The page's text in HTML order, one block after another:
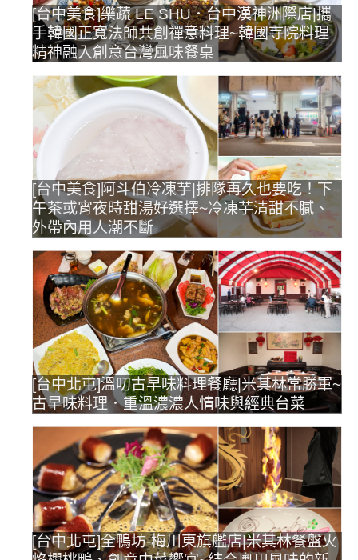
[台中美食]樂蔬 LE SHU．台中漢神洲際店|攜
手韓國正寬法師共創禪意料理~韓國寺院料理
精神融入創意台灣風味餐桌
[台中美食]阿斗伯冷凍芋|排隊再久也要吃！下
午茶或宵夜時甜湯好選擇~冷凍芋清甜不膩、
外帶內用人潮不斷
[台中北屯]溫叨古早味料理餐廳|米其林常勝軍~
古早味料理．重溫濃濃人情味與經典台菜
[台中北屯]全鴨坊-梅川東旗艦店|米其林餐盤火